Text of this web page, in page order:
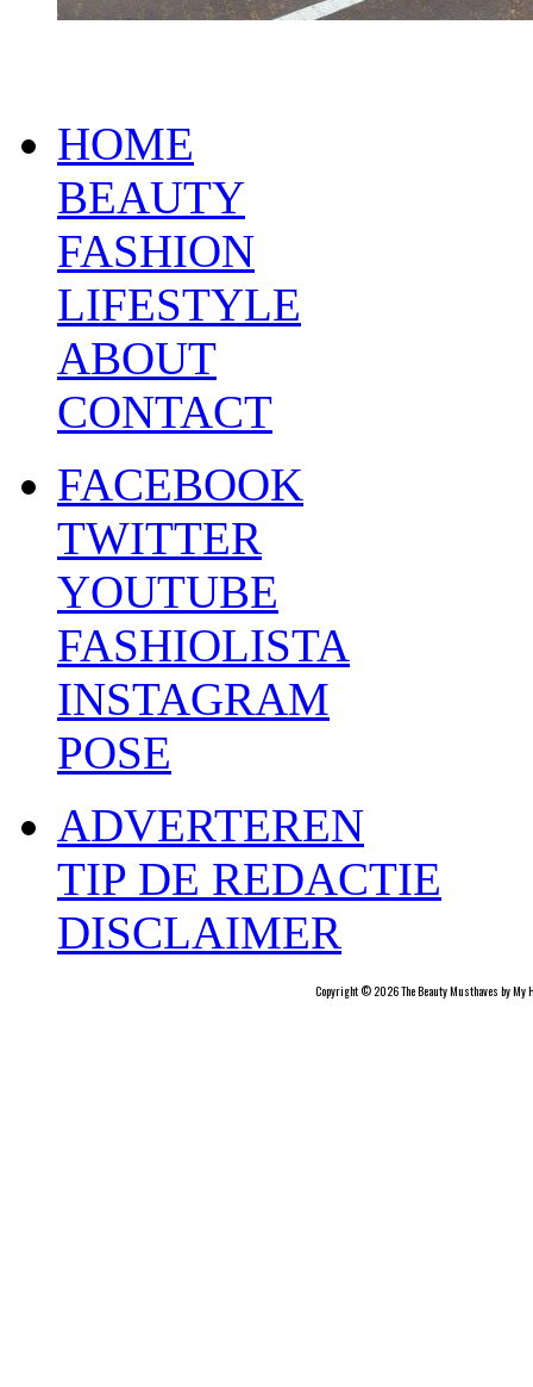
HOME
BEAUTY
FASHION
LIFESTYLE
ABOUT
CONTACT
FACEBOOK
TWITTER
YOUTUBE
FASHIOLISTA
INSTAGRAM
POSE
ADVERTEREN
TIP DE REDACTIE
DISCLAIMER
Copyright © 2026 The Beauty Musthaves by My